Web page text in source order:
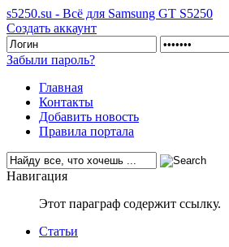
s5250.su - Всё для Samsung GT S5250
Создать аккаунт
Забыли пароль?
Главная
Контакты
Добавить новость
Правила портала
Навигация
Этот параграф содержит ссылку.
Статьи